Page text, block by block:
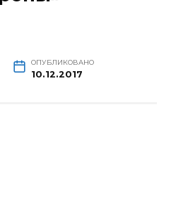
ОПУБЛИКОВАНО
10.12.2017